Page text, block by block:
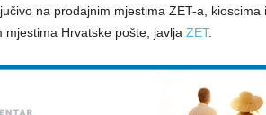
na prodajnim mjestima ZET-a, kioscima
Hrvatske pošte, javlja ZET.